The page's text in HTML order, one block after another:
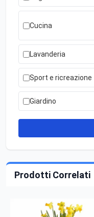
Cucina
Lavanderia
Sport e ricreazione
Giardino
Prodotti Correlati